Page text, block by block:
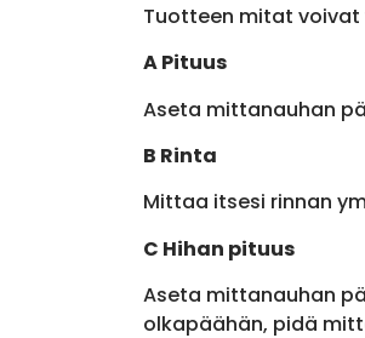
Tuotteen mitat voivat
A Pituus
Aseta mittanauhan
B Rinta
Mittaa itsesi rinnan
C Hihan pituus
Aseta mittanauhan
olkapäähän, pidä